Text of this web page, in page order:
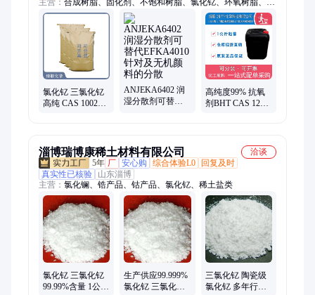
主营： 合成树脂、固化剂、不饱和树脂、氯化钇、环氧树脂、聚
酯多元醇、酚醛树脂、医药中间体
氯化钇 三氯化钇
高纯 CAS 10025-
ANJEKA6402 润
湿分散剂可替代
高纯度99% 抗氧
剂BHT CAS 128-
淄博瑞博康稀土材料有限公司
洽谈
5年 厂 安心购 综合体验L0
回复及时
真实性已核验
山东淄博
主营： 氯化镧、锆产品、钴产品、氯化钇、稀土盐类
氯化钇 三氯化钇
99.99%含量 1公斤
生产供应99.999%
氯化钇 三氯化钇
三氯化钇 陶瓷级
氯化钇 多年行业